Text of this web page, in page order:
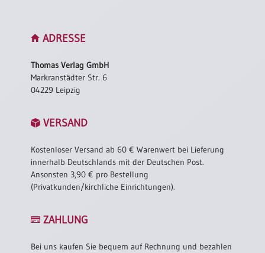
ADRESSE
Thomas Verlag GmbH
Markranstädter Str. 6
04229 Leipzig
VERSAND
Kostenloser Versand ab 60 € Warenwert bei Lieferung
innerhalb Deutschlands mit der Deutschen Post.
Ansonsten 3,90 € pro Bestellung
(Privatkunden/kirchliche Einrichtungen).
ZAHLUNG
Bei uns kaufen Sie bequem auf Rechnung und bezahlen